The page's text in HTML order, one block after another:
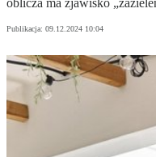
oblicza ma zjawisko
Publikacja: 09.12.2024 10:04